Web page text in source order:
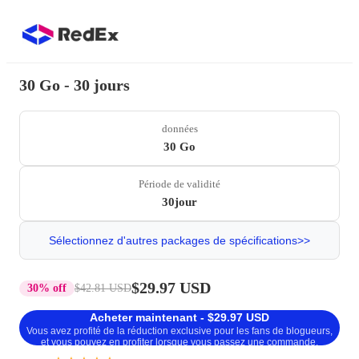
30 Go - 30 jours
données
30 Go
Période de validité
30jour
Sélectionnez d'autres packages de spécifications>>
30% off $42.81 USD$29.97 USD
Acheter maintenant - $29.97 USD
Vous avez profité de la réduction exclusive pour les fans de blogueurs,
et vous pouvez en profiter lorsque vous passez une commande.